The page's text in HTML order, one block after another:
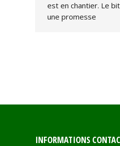
est en chantier. Le
une promesse
INFORMATIONS